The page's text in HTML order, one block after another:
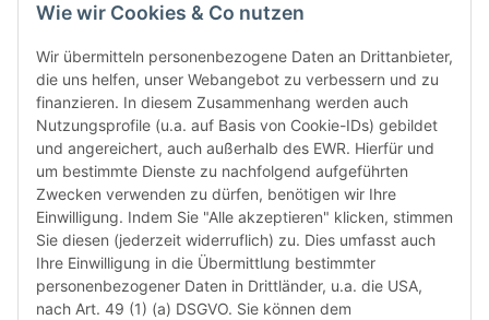
„6-
das
Wie wir Cookies & Co nutzen
Wir übermitteln personenbezogene Daten an Drittanbieter,
die uns helfen, unser Webangebot zu verbessern und zu
finanzieren. In diesem Zusammenhang werden auch
Nutzungsprofile (u.a. auf Basis von Cookie-IDs) gebildet
und angereichert, auch außerhalb des EWR. Hierfür und
um bestimmte Dienste zu nachfolgend aufgeführten
Zwecken verwenden zu dürfen, benötigen wir Ihre
Einwilligung. Indem Sie "Alle akzeptieren" klicken, stimmen
Sie diesen (jederzeit widerruflich) zu. Dies umfasst auch
Ihre Einwilligung in die Übermittlung bestimmter
personenbezogener Daten in Drittländer, u.a. die USA,
nach Art. 49 (1) (a) DSGVO. Sie können dem